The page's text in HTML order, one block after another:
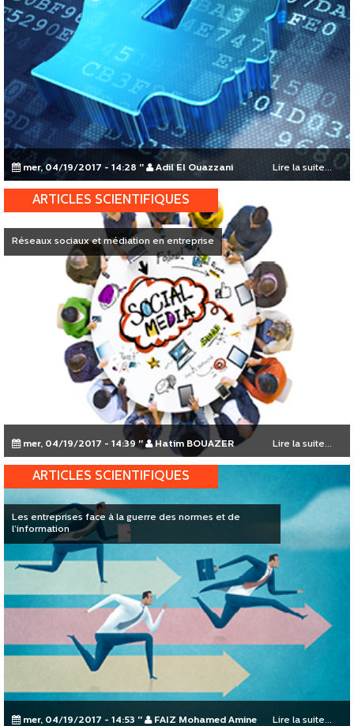
mer, 04/19/2017 - 14:28 " Adil El Ouazzani Lire la suite...
Réseaux sociaux et médiation en entreprise
ARTICLES SCIENTIFIQUES
mer, 04/19/2017 - 14:39" Hatim BOUAZER Lire la suite...
Les entreprises face à la guerre des normes et de
l’information
ARTICLES SCIENTIFIQUES
mer, 04/19/2017 - 14:53 " FAIZ Mohamed Amine Lire la suite...